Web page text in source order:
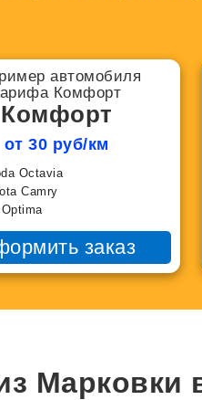
Комфорт
от 30 руб/км
Octavia
Camry
Optima
заказ